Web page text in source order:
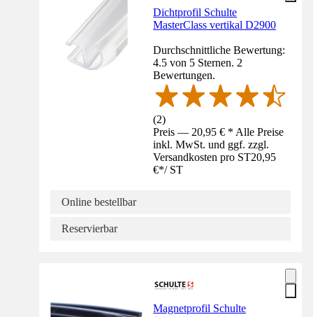
Dichtprofil Schulte
MasterClass vertikal D2900
Durchschnittliche Bewertung:
4.5 von 5 Sternen. 2
Bewertungen.
(2)
Preis — 20,95 € * Alle Preise
inkl. MwSt. und ggf. zzgl.
Versandkosten pro ST20,95
€*/ ST
Online bestellbar
Reservierbar
Magnetprofil Schulte